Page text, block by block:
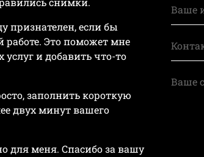
признателен, если бы
работе. Это поможет мне
и добавить что-то
заполнить короткую
двух минут вашего
для меня. Спасибо за вашу